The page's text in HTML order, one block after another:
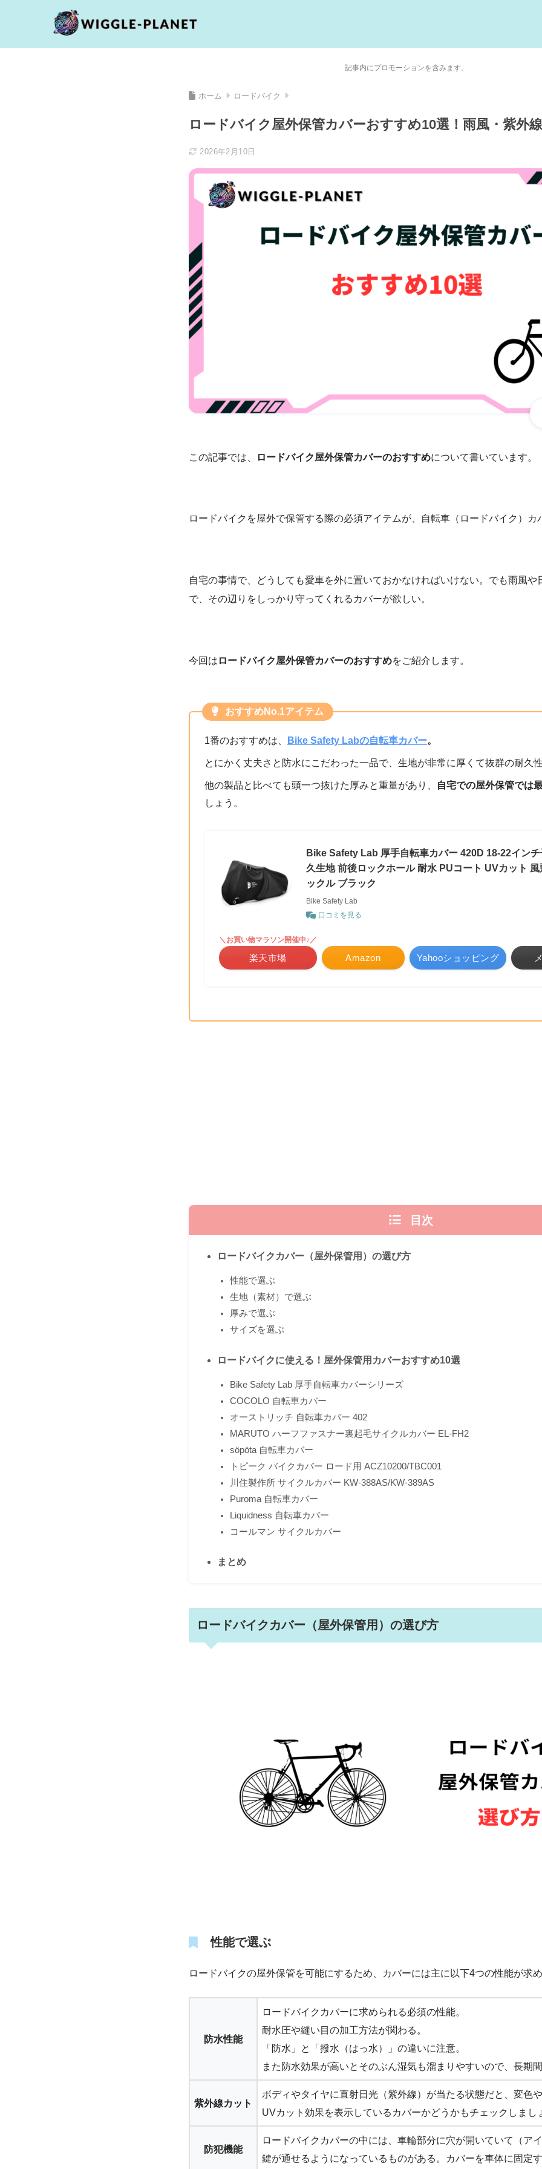
記事内にプロモーションを含みます。
ホーム ロードバイク
ロードバイク屋外保管カバーおすすめ10選！雨風・紫外
2026年2月10日
この記事では、 ロードバイク屋外保管カバーのおすすめについて書いています。
ロードバイクを屋外で保管する際の必須アイテムが、自転車（ロードバイク）カ
自宅の事情で、どうしても愛車を外に置いておかなければいけない。でも雨風や
で、その辺りをしっかり守ってくれるカバーが欲しい。
今回は ロードバイク屋外保管カバーのおすすめをご紹介します。
おすすめNo.1アイテム
1番のおすすめは、 Bike Safety Labの自転車カバー。
とにかく丈夫さと防水にこだわった一品で、生地が非常に厚くて抜群の耐久
他の製品と比べても頭一つ抜けた厚みと重量があり、
自宅での屋外保管では
しょう。
Bike Safety Lab 厚手自転車カバー 420D 18-22イン
久生地 前後ロックホール 耐水 PUコート UVカット
ックル ブラック
Bike Safety Lab
口コミを見る
Amazon
＼お買い物マラソン開催中♪／
楽天市場 Yahooショッピング
目次
ロードバイクカバー（屋外保管用）の選び方
性能で選ぶ
生地（素材）で選ぶ
厚みで選ぶ
サイズを選ぶ
ロードバイクに使える！屋外保管用カバーおすすめ10選
Bike Safety Lab 厚手自転車カバーシリーズ
COCOLO 自転車カバー
オーストリッチ 自転車カバー 402
MARUTO ハーフファスナー裏起毛サイクルカバー EL-FH2
söpöta 自転車カバー
トピーク バイクカバー ロード用 ACZ10200/TBC001
川住製作所 サイクルカバー KW-388AS/KW-389AS
Puroma 自転車カバー
Liquidness 自転車カバー
コールマン サイクルカバー
まとめ
ロードバイクカバー（屋外保管用）の選び方
性能で選ぶ
ロードバイクの屋外保管を可能にするため、カバーには主に以下4つの性能が求
防水性能
ロードバイクカバーに求められる必須の性能。
耐水圧や縫い目の加工方法が関わる。
「防水」と「撥水（はっ水）」の違いに注意。
また防水効果が高いとそのぶん湿気も溜まりやすいので、長期
紫外線カット
ボディやタイヤに直射日光（紫外線）が当たる状態だと、変色
UVカット効果を表示しているカバーかどうかもチェックしまし
防犯機能
ロードバイクカバーの中には、車輪部分に穴が開いていて（ア
鍵が通せるようになっているものがある。カバーを車体に固定